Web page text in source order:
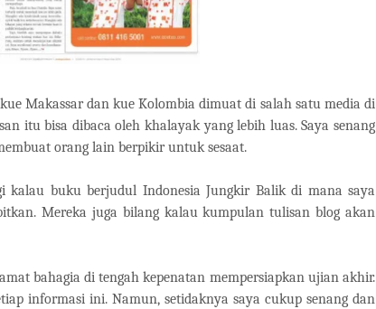
Makassar dan kue Kolombia dimuat di salah satu media di
itu bisa dibaca oleh khalayak yang lebih luas. Saya senang
orang lain berpikir untuk sesaat.
kalau buku berjudul Indonesia Jungkir Balik di mana saya
Mereka juga bilang kalau kumpulan tulisan blog akan
bahagia di tengah kepenatan mempersiapkan ujian akhir.
informasi ini. Namun, setidaknya saya cukup senang dan